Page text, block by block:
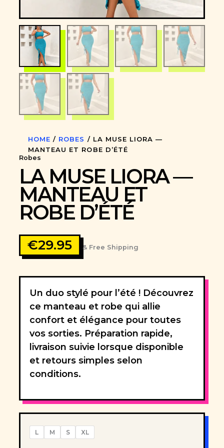
HOME / ROBES / LA MUSE LIORA —
MANTEAU ET ROBE D’ÉTÉ
Robes
LA MUSE LIORA —
MANTEAU ET
ROBE D’ÉTÉ
€29.95 & Free Shipping
Un duo stylé pour l’été ! Découvrez
ce manteau et robe qui allie
confort et élégance pour toutes
vos sorties. Préparation rapide,
livraison suivie lorsque disponible
et retours simples selon
conditions.
L M S XL